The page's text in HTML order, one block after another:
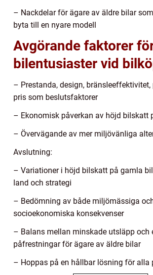
– Nackdelar för ägare av äldre bilar
byta till en nyare modell
Avgörande faktorer
bilentusiaster vid
– Prestanda, design,
pris som beslutsfaktorer
– Ekonomisk påverkan av höjd bilskatt
– Övervägande av mer miljövänliga
Avslutning:
– Variationer i höjd bilskatt på gamla
land och strategi
– Bedömning av både miljömässiga
socioekonomiska konsekvenser
– Balans mellan minskade utsläpp och
påfrestningar för ägare av äldre bilar
– Hoppas på en hållbar lösning för alla